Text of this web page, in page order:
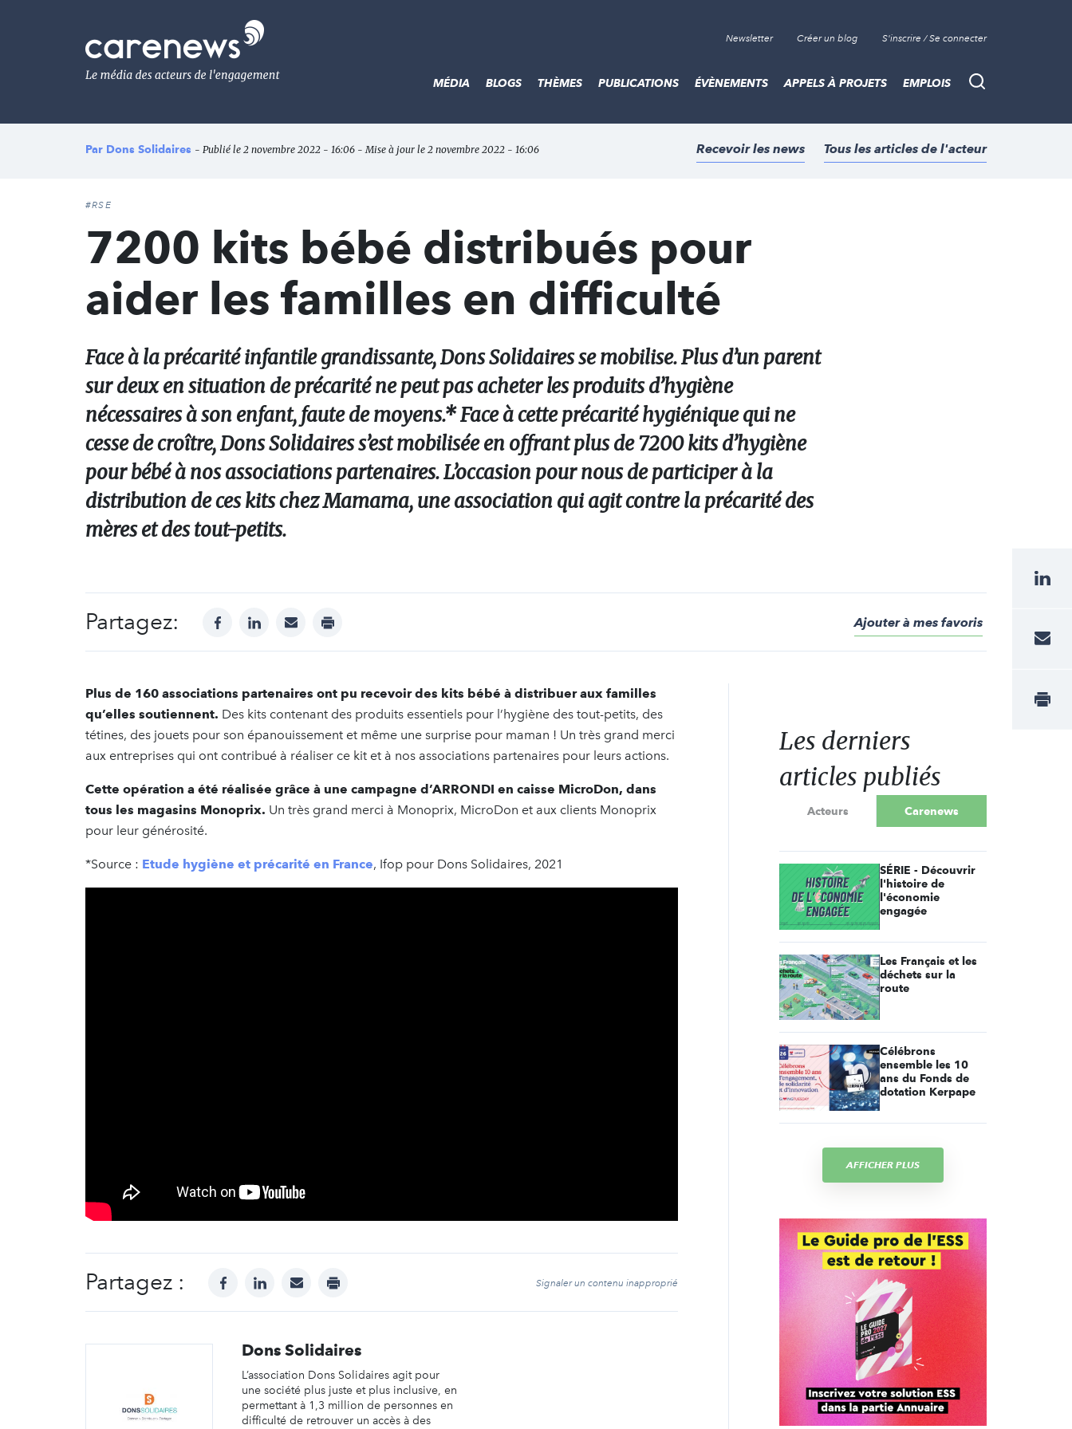
Le
média
de
l'engagement
Newsletter Créer un blog S'inscrire / Se connecter
Recherche
MÉDIA BLOGS THÈMES PUBLICATIONS ÉVÈNEMENTS APPELS À PROJETS EMPLOIS
Par Dons Solidaires - Publié le 2 novembre 2022 - 16:06 - Mise à jour le 2 novembre 2022 - 16:06 Recevoir les news Tous les articles de l'acteur
#RSE
7200 kits bébé distribués pour
aider les familles en difficulté
Face à la précarité infantile grandissante, Dons Solidaires se mobilise. Plus d’un parent
sur deux en situation de précarité ne peut pas acheter les produits d’hygiène
nécessaires à son enfant, faute de moyens.* Face à cette précarité hygiénique qui ne
cesse de croître, Dons Solidaires s’est mobilisée en offrant plus de 7200 kits d’hygiène
pour bébé à nos associations partenaires. L’occasion pour nous de participer à la
distribution de ces kits chez Mamama, une association qui agit contre la précarité des
mères et des tout-petits.
Partagez: facebooklinkedinmail print Ajouter à mes favoris
Plus de 160 associations partenaires ont pu recevoir des kits bébé à distribuer aux familles
qu’elles soutiennent. Des kits contenant des produits essentiels pour l’hygiène des tout-petits, des
tétines, des jouets pour son épanouissement et même une surprise pour maman ! Un très grand merci
aux entreprises qui ont contribué à réaliser ce kit et à nos associations partenaires pour leurs actions.
Cette opération a été réalisée grâce à une campagne d’ARRONDI en caisse MicroDon, dans
tous les magasins Monoprix. Un très grand merci à Monoprix, MicroDon et aux clients Monoprix
pour leur générosité.
*Source : Etude hygiène et précarité en France, Ifop pour Dons Solidaires, 2021
Partagez : facebooklinkedinmail print Signaler un contenu inapproprié
Dons Solidaires
L’association Dons Solidaires agit pour
une société plus juste et plus inclusive, en
permettant à 1,3 million de personnes en
difficulté de retrouver un accès à des
Les derniers
articles publiés
Acteurs Carenews
SÉRIE - Découvrir
l'histoire de
l'économie
engagée
Les Français et les
déchets sur la
route
Célébrons
ensemble les 10
ans du Fonds de
dotation Kerpape
AFFICHER PLUS